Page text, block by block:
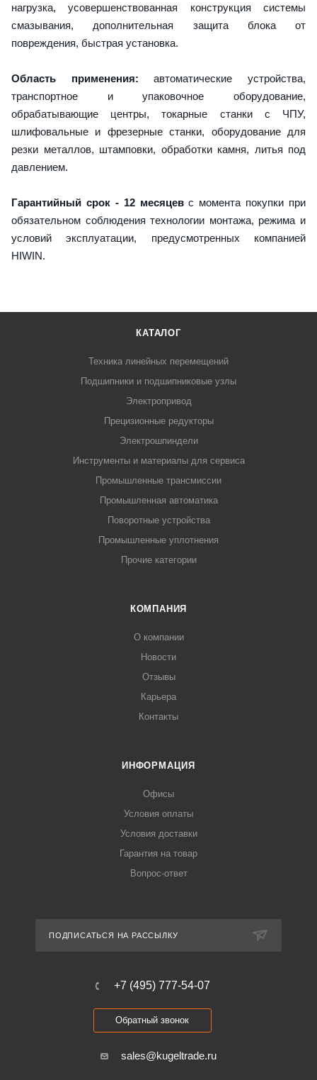
нагрузка, усовершенствованная конструкция системы
смазывания, дополнительная защита блока от
повреждения, быстрая установка.
Область применения: автоматические устройства,
транспортное и упаковочное оборудование,
обрабатывающие центры, токарные станки с ЧПУ,
шлифовальные и фрезерные станки, оборудование для
резки металлов, штамповки, обработки камня, литья под
давлением.
Гарантийный срок - 12 месяцевс момента покупки при
обязательном соблюдения технологии монтажа, режима и
условий эксплуатации, предусмотренных компанией
HIWIN.
КАТАЛОГ
Техника линейных перемещений
Подшипники и подшипниковые узлы
Электропривод
Прецизионные редукторы
Электрошпиндели
Инструменты и материалы для сервиса
Промышленные трансмиссии
Промышленная автоматика
Поворотные устройства
Промышленные уплотнения
Прочие категории
КОМПАНИЯ
О компании
Новости
Отзывы
Карьера
Контакты
ИНФОРМАЦИЯ
Офисы
Условия оплаты
Условия доставки
Гарантия на товар
Вопрос-ответ
ПОДПИСАТЬСЯ НА РАССЫЛКУ
+7 (495) 777-54-07
Обратный звонок
sales@kugeltrade.ru